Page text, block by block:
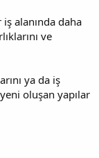
alanında daha
ve
ya da iş
oluşan yapılar